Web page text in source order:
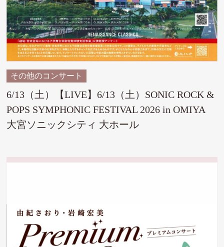
その他のコンサート
6/13（土）【LIVE】6/13（土）SONIC ROCK &
POPS SYMPHONIC FESTIVAL 2026 in OMIYA
大宮ソニックシティ 大ホール